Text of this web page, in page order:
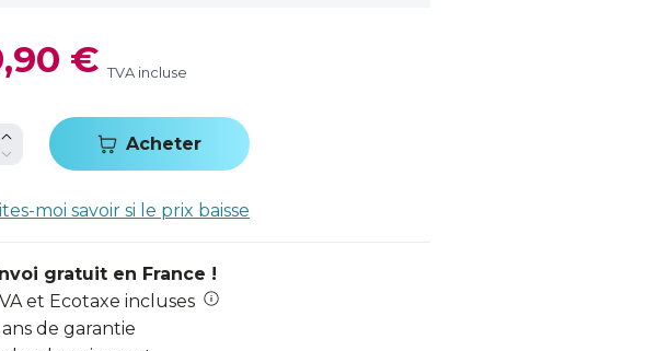
€ TVA incluse
Acheter
moi savoir si le prix baisse
gratuit en France !
et Ecotaxe incluses
de garantie